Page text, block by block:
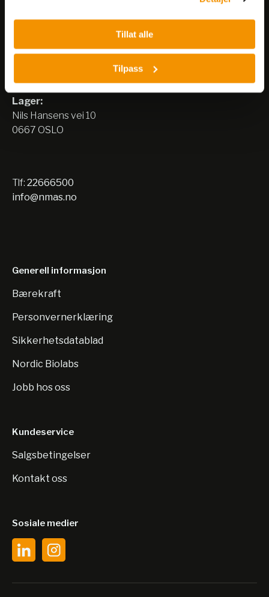
Tillat alle
Tilpass
Besøksadresse:
0667 OSLO
Lager:
Nils Hansens vei 10
0667 OSLO
Tlf: 22666500
info@nmas.no
Generell informasjon
Bærekraft
Personvernerklæring
Sikkerhetsdatablad
Nordic Biolabs
Jobb hos oss
Kundeservice
Salgsbetingelser
Kontakt oss
Sosiale medier